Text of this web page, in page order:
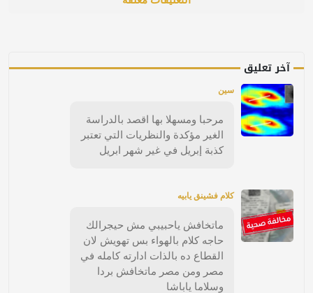
آخر تعليق
سين
مرحبا ومسهلا بها اقصد بالدراسة
الغير مؤكدة والنظريات التي تعتبر
كذبة إبريل في غير شهر ابريل
كلام فشينق يابيه
ماتخافش ياحبيبي مش حيجرالك
حاجه كلام بالهواء بس تهويش لان
القطاع ده بالذات ادارته كامله في
مصر ومن مصر ماتخافش بردا
وسلاما ياباشا